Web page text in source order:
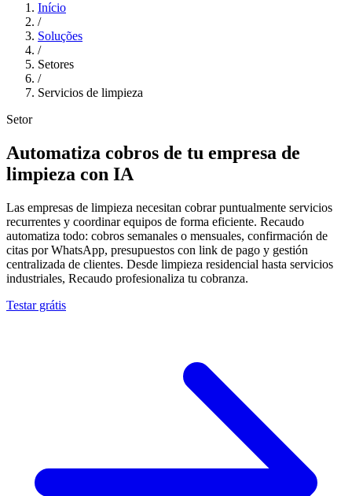
Início
/
Soluções
/
Setores
/
Servicios de limpieza
Setor
Automatiza cobros de tu empresa de
limpieza con IA
Las empresas de limpieza necesitan cobrar puntualmente servicios
recurrentes y coordinar equipos de forma eficiente. Recaudo
automatiza todo: cobros semanales o mensuales, confirmación de
citas por WhatsApp, presupuestos con link de pago y gestión
centralizada de clientes. Desde limpieza residencial hasta servicios
industriales, Recaudo profesionaliza tu cobranza.
Testar grátis